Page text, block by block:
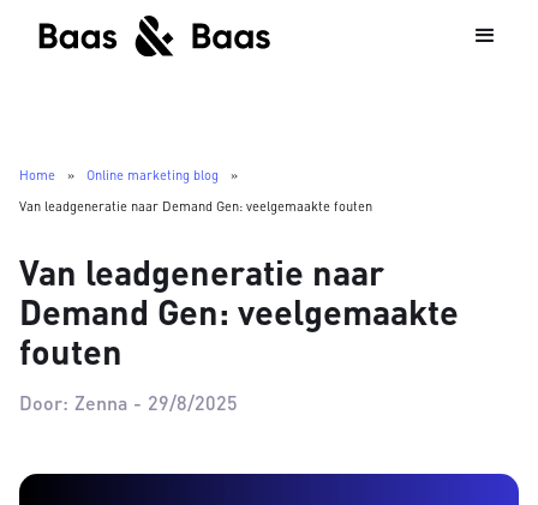
Home » Online marketing blog
»
Van leadgeneratie naar Demand Gen: veelgemaakte fouten
Van leadgeneratie naar
Demand Gen: veelgemaakte
fouten
Door: Zenna - 29/8/2025